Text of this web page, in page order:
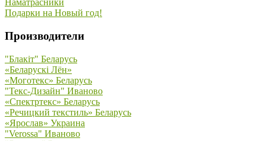
Наматрасники
Подарки на Новый год!
Производители
"Блакiт" Беларусь
«Беларускi Лён»
«Моготекс» Беларусь
"Текс-Дизайн" Иваново
«Спектртекс» Беларусь
«Речицкий текстиль» Беларусь
«Ярослав» Украина
"Verossa" Иваново